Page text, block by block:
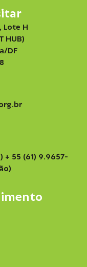
Lote H
HUB)
DF
+ 55 (61) 9.9657-